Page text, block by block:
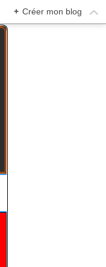
+ Créer mon blog